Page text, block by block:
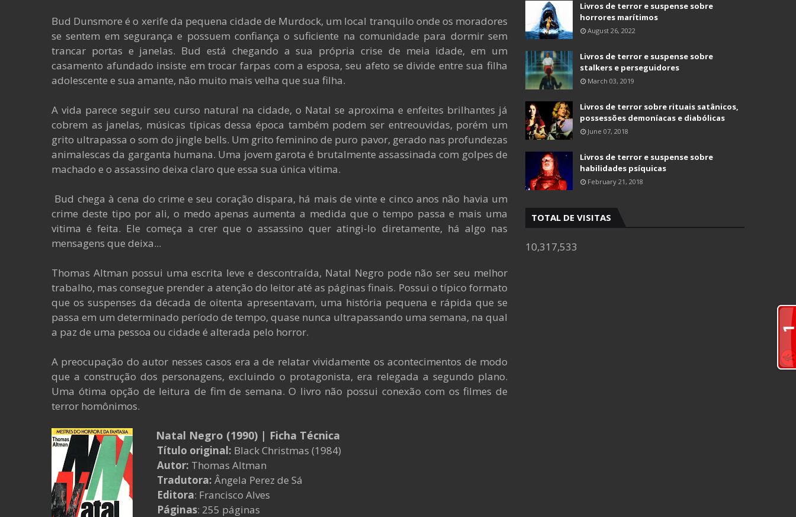
Bud Dunsmore é o xerife da pequena cidade de Murdock, um local tranquilo onde os moradores
se sentem em segurança e possuem confiança o suficiente na comunidade para dormir sem
trancar portas e janelas. Bud está chegando a sua própria crise de meia idade, em um
casamento afundado insiste em trocar farpas com a esposa, seu afeto se divide entre sua filha
adolescente e sua amante, não muito mais velha que sua filha.
A vida parece seguir seu curso natural na cidade, o Natal se aproxima e enfeites brilhantes já
cobrem as janelas, músicas típicas dessa época também podem ser entreouvidas, porém um
grito ultrapassa o som do jingle bells. Um grito feminino de puro pavor, gerado nas profundezas
animalescas da garganta humana. Uma jovem garota é brutalmente assassinada com golpes de
machado e o assassino deixa claro que essa sua única vitima.
Bud chega à cena do crime e seu coração dispara, há mais de vinte e cinco anos não havia um
crime deste tipo por ali, o medo apenas aumenta a medida que o tempo passa e mais uma
vitima é feita. Ele começa a crer que o assassino quer atingi-lo diretamente, há algo nas
mensagens que deixa...
Thomas Altman possui uma escrita leve e descontraída, Natal Negro pode não ser seu melhor
trabalho, mas consegue prender a atenção do leitor até as páginas finais. Possui o típico formato
que os suspenses da década de oitenta apresentavam, uma história pequena e rápida que se
passa em um determinado período de tempo, quase nunca ultrapassando uma semana, na qual
a paz de uma pessoa ou cidade é alterada pelo horror.
A preocupação do autor nesses casos era a de relatar vividamente os acontecimentos de modo
que a construção dos personagens, excluindo o protagonista, era relegada a segundo plano.
Uma ótima opção de leitura de fim de semana. O livro não possui conexão com os filmes de
terror homônimos.
Natal Negro (1990) | Ficha Técnica
Título original: Black Christmas (1984)
Autor: Thomas Altman
Tradutora: Ângela Perez de Sá
Editora: Francisco Alves
Páginas: 255 páginas
Livros de terror e suspense sobre
horrores marítimos
August 26, 2022
Livros de terror e suspense sobre
stalkers e perseguidores
March 03, 2019
Livros de terror sobre rituais satânicos,
possessões demoníacas e diabólicas
June 07, 2018
Livros de terror e suspense sobre
habilidades psíquicas
February 21, 2018
TOTAL DE VISITAS
10,317,533